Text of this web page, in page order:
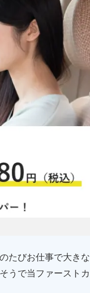
たびお仕事で大きな
うで当ファーストカ